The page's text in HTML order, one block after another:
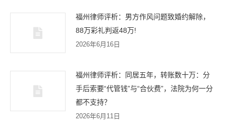
福州律师评析：男方作风问题致婚约解除，
88万彩礼判返48万!
2026年6月16日
福州律师评析：同居五年，转账数十万：分
手后索要“代管钱”与“合伙费”，法院为何一分
都不支持？
2026年6月11日